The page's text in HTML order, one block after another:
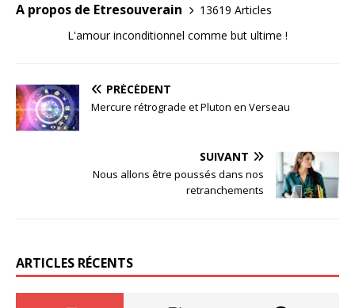
A propos de Etresouverain
13619 Articles
L'amour inconditionnel comme but ultime !
PRÉCÉDENT
Mercure rétrograde et Pluton en Verseau
SUIVANT
Nous allons être poussés dans nos
retranchements
ARTICLES RÉCENTS